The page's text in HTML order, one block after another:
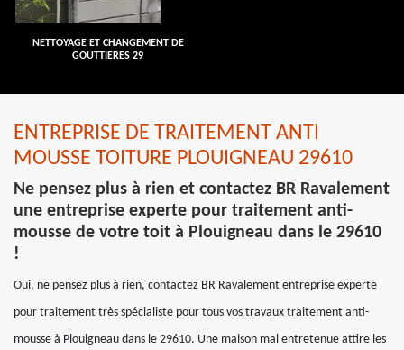
NETTOYAGE ET CHANGEMENT DE
GOUTTIERES 29
ENTREPRISE DE TRAITEMENT ANTI
MOUSSE TOITURE PLOUIGNEAU 29610
Ne pensez plus à rien et contactez BR Ravalement
une entreprise experte pour traitement anti-
mousse de votre toit à Plouigneau dans le 29610
!
Oui, ne pensez plus à rien, contactez BR Ravalement entreprise experte
pour traitement très spécialiste pour tous vos travaux traitement anti-
mousse à Plouigneau dans le 29610. Une maison mal entretenue attire les